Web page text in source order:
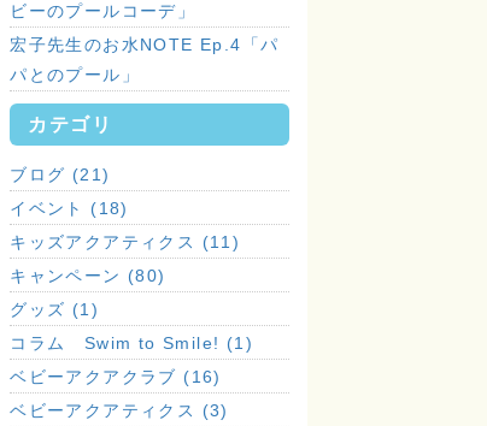
ビーのプールコーデ」
宏子先生のお水NOTE Ep.4「パ
パとのプール」
カテゴリ
ブログ (21)
イベント (18)
キッズアクアティクス (11)
キャンペーン (80)
グッズ (1)
コラム Swim to Smile! (1)
ベビーアクアクラブ (16)
ベビーアクアティクス (3)